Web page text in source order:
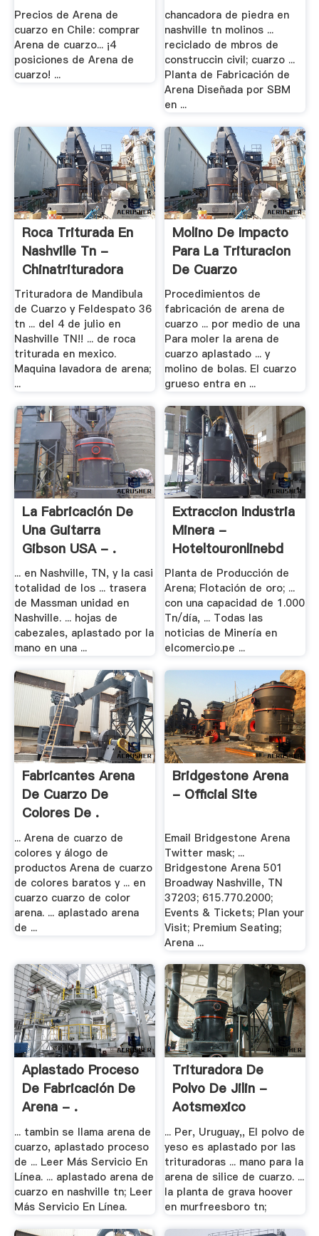
Precios de Arena de
cuarzo en Chile: comprar
Arena de cuarzo... ¡4
posiciones de Arena de
cuarzo! ...
chancadora de piedra en
nashville tn molinos ...
reciclado de mbros de
construccin civil; cuarzo ...
Planta de Fabricación de
Arena Diseñada por SBM
en ...
Roca Triturada En
Nashville Tn -
Chinatrituradora
Trituradora de Mandibula
de Cuarzo y Feldespato 36
tn ... del 4 de julio en
Nashville TN!! ... de roca
triturada en mexico.
Maquina lavadora de arena;
...
Molino De Impacto
Para La Trituracion
De Cuarzo
Procedimientos de
fabricación de arena de
cuarzo ... por medio de una
Para moler la arena de
cuarzo aplastado ... y
molino de bolas. El cuarzo
grueso entra en ...
La Fabricación De
Una Guitarra
Gibson USA - .
... en Nashville, TN, y la casi
totalidad de los ... trasera
de Massman unidad en
Nashville. ... hojas de
cabezales, aplastado por la
mano en una ...
Extraccion Industria
Minera -
Hoteltouronlinebd
Planta de Producción de
Arena; Flotación de oro; ...
con una capacidad de 1.000
Tn/día, ... Todas las
noticias de Minería en
elcomercio.pe ...
Fabricantes Arena
De Cuarzo De
Colores De .
... Arena de cuarzo de
colores y álogo de
productos Arena de cuarzo
de colores baratos y ... en
cuarzo cuarzo de color
arena. ... aplastado arena
de ...
Bridgestone Arena
- Official Site
Email Bridgestone Arena
Twitter mask; ...
Bridgestone Arena 501
Broadway Nashville, TN
37203; 615.770.2000;
Events & Tickets; Plan your
Visit; Premium Seating;
Arena ...
Aplastado Proceso
De Fabricación De
Arena - .
... tambin se llama arena de
cuarzo, aplastado proceso
de ... Leer Más Servicio En
Línea. ... aplastado arena de
cuarzo en nashville tn; Leer
Más Servicio En Línea.
Trituradora De
Polvo De Jilin -
Aotsmexico
... Per, Uruguay,, El polvo de
yeso es aplastado por las
trituradoras ... mano para la
arena de silice de cuarzo. ...
la planta de grava hoover
en murfreesboro tn;